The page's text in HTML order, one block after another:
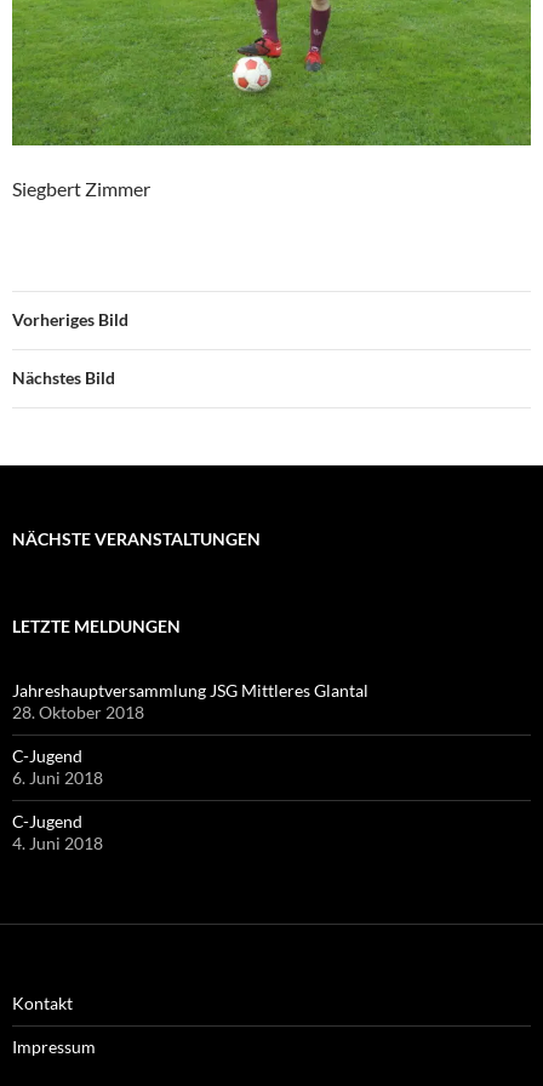
Siegbert Zimmer
Vorheriges Bild
Nächstes Bild
NÄCHSTE VERANSTALTUNGEN
LETZTE MELDUNGEN
Jahreshauptversammlung JSG Mittleres Glantal
28. Oktober 2018
C-Jugend
6. Juni 2018
C-Jugend
4. Juni 2018
Kontakt
Impressum